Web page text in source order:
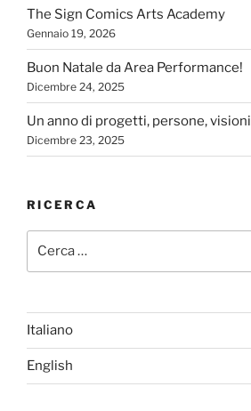
The Sign Comics Arts Academy
Gennaio 19, 2026
Buon Natale da Area Performance!
Dicembre 24, 2025
Un anno di progetti, persone, visioni
Dicembre 23, 2025
RICERCA
Italiano
English